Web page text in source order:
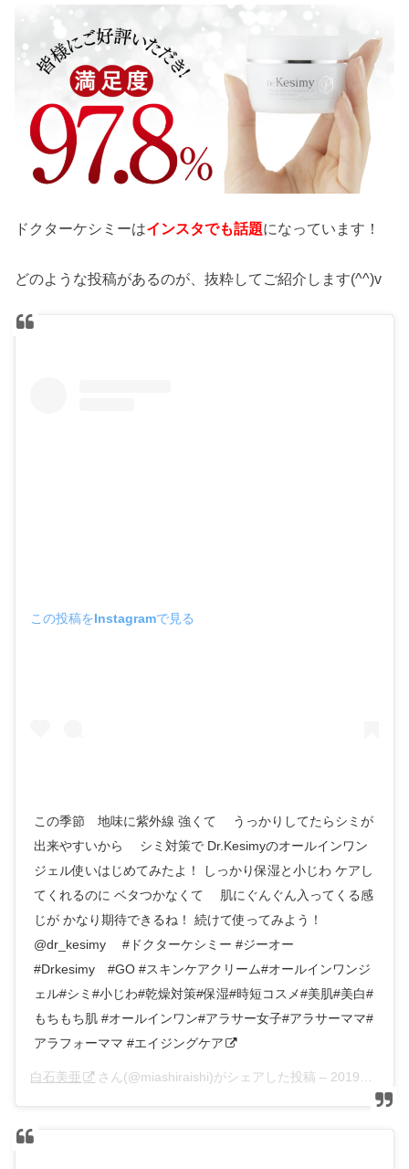
ドクターケシミーはインスタでも話題になっています！
どのような投稿があるのが、抜粋してご紹介します(^^)v
この投稿をInstagramで見る
この季節 地味に紫外線 強くて うっかりしてたらシミが
出来やすいから シミ対策で Dr.Kesimyのオールインワン
ジェル使いはじめてみたよ！ しっかり保湿と小じわ ケアし
てくれるのに ベタつかなくて 肌にぐんぐん入ってくる感
じが かなり期待できるね！ 続けて使ってみよう！
@dr_kesimy #ドクターケシミー #ジーオー
#Drkesimy #GO #スキンケアクリーム#オールインワンジ
ェル#シミ#小じわ#乾燥対策#保湿#時短コスメ#美肌#美白#
もちもち肌 #オールインワン#アラサー女子#アラサーママ#
アラフォーママ #エイジングケア
白石美亜 さん(@miashiraishi)がシェアした投稿 – 2019年 3月月27日午前4時16分PDT